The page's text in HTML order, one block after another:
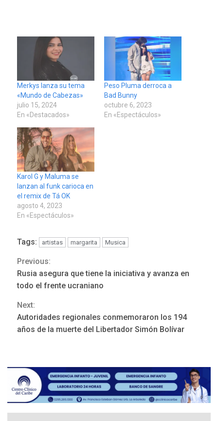
Merkys lanza su tema
«Mundo de Cabezas»
julio 15, 2024
En «Destacados»
Peso Pluma derroca a
Bad Bunny
octubre 6, 2023
En «Espectáculos»
Karol G y Maluma se
lanzan al funk carioca en
el remix de Tá OK
agosto 4, 2023
En «Espectáculos»
Tags: artistas margarita Musica
Continue
Reading
Previous:
Rusia asegura que tiene la iniciativa y avanza en
todo el frente ucraniano
Next:
Autoridades regionales conmemoraron los 194
años de la muerte del Libertador Simón Bolívar
Mariño fortalece capacidad
gestión
REGIONALES ÚLTIMA HORA
Reparan hundimiento de la
«Juan Bautista Arismendi» a